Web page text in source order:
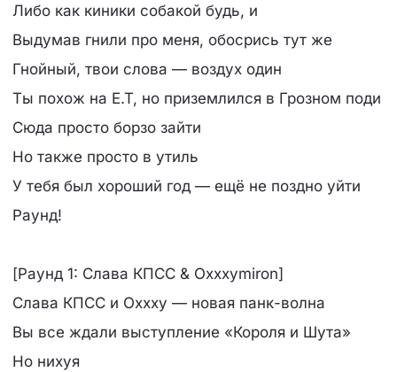
Либо как киники собакой будь, и
Выдумав гнили про меня, обосрись тут же
Гнойный, твои слова — воздух один
Ты похож на E.T, но приземлился в Грозном поди
Сюда просто борзо зайти
Но также просто в утиль
У тебя был хороший год — ещё не поздно уйти
Раунд!
[Раунд 1: Слава КПСС & Oxxxymiron]
Слава КПСС и Oxxxy — новая панк-волна
Вы все ждали выступление «Короля и Шута»
Но нихуя